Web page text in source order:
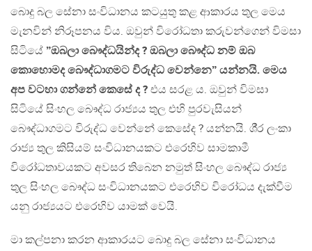
බොදු බල සේනා සංවිධානය කටයුතු කළ ආකාරය තුල මෙය
මැනවින් නිරූපනය විය. ඔවුන් විරෝධතා කරුවන්ගෙන් විමසා
සිටියේ ”ඔබලා බෞද්ධයින්ද ? ඔබලා බෞද්ධ නම් ඔබ
කොහොමද බෞද්ධාගමට විරුද්ධ වෙන්නෙ” යන්නයි. මෙය
අප වටහා ගන්නේ කෙසේ ද ? එය සරළ ය. ඔවුන් විමසා
සිටියේ සිංහල බෞද්ධ රාජ්‍යය තුල එහි පුරවැසියන්
බෞද්ධාගමට විරුද්ධ වෙන්නේ කෙසේද ? යන්නයි. ශී‍්‍ර ලංකා
රාජ්‍ය තුල කිසියම් සංවිධානයකට එරෙහිව සාමකාමී
විරෝධතාවයකට අවසර තිබෙන නමුත් සිංහල බෞද්ධ රාජ්‍ය
තුල සිංහල බෞද්ධ සංවිධානයකට එරෙහිව විරෝධය දැක්වීම
යනු රාජ්‍යයට එරෙහිව යාමක් වෙයි.
මා කල්පනා කරන ආකාරයට බොදු බල සේනා සංවිධානය